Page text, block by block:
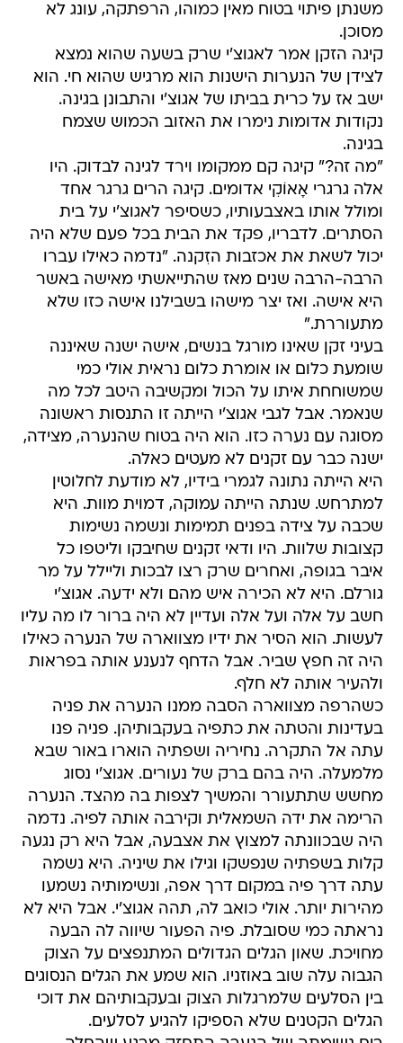
משנתן פיתוי בטוח מאין כמוהו, הרפתקה, עונג לא
מסוכן.
קיגה הזקן אמר לאגוצ'י שרק בשעה שהוא נמצא
לצידן של הנערות הישנות הוא מרגיש שהוא חי. הוא
ישב אז על כרית בביתו של אגוצ'י והתבונן בגינה.
נקודות אדומות נימרו את האזוב הכמוש שצמח
בגינה.
"מה זה?" קיגה קם ממקומו וירד לגינה לבדוק. היו
אלה גרגרי אָאוֹקִי אדומים. קיגה הרים גרגר אחד
ומולל אותו באצבעותיו, כשסיפר לאגוצ'י על בית
הסתרים. לדבריו, פקד את הבית בכל פעם שלא היה
יכול לשאת את אכזבות הזִקנה. "נדמה כאילו עברו
הרבה-הרבה שנים מאז שהתייאשתי מאישה באשר
היא אישה. ואז יצר מישהו בשבילנו אישה כזו שלא
מתעוררת."
בעיני זקן שאינו מורגל בנשים, אישה ישנה שאיננה
שומעת כלום או אומרת כלום נראית אולי כמי
שמשוחחת איתו על הכול ומקשיבה היטב לכל מה
שנאמר. אבל לגבי אגוצ'י הייתה זו התנסות ראשונה
מסוגה עם נערה כזו. הוא היה בטוח שהנערה, מצידה,
ישנה כבר עם זקנים לא מעטים כאלה.
היא הייתה נתונה לגמרי בידיו, לא מודעת לחלוטין
למתרחש. שנתה הייתה עמוקה, דמוית מוות. היא
שכבה על צידה בפנים תמימות ונשמה נשימות
קצובות שלוות. היו ודאי זקנים שחיבקו וליטפו כל
איבר בגופה, ואחרים שרק רצו לבכות וליילל על מר
גורלם. היא לא הכירה איש מהם ולא ידעה. אגוצ'י
חשב על אלה ועל אלה ועדיין לא היה ברור לו מה עליו
לעשות. הוא הסיר את ידיו מצווארה של הנערה כאילו
היה זה חפץ שביר. אבל הדחף לנענע אותה בפראות
ולהעיר אותה לא חלף.
כשהרפה מצווארה הסבה ממנו הנערה את פניה
בעדינות והטתה את כתפיה בעקבותיהן. פניה פנו
עתה אל התקרה. נחיריה ושפתיה הוארו באור שבא
מלמעלה. היה בהם ברק של נעורים. אגוצ'י נסוג
מחשש שתתעורר והמשיך לצפות בה מהצד. הנערה
הרימה את ידה השמאלית וקירבה אותה לפיה. נדמה
היה שבכוונתה למצוץ את אצבעה, אבל היא רק נגעה
קלות בשפתיה שנפשקו וגילו את שיניה. היא נשמה
עתה דרך פיה במקום דרך אפה, ונשימותיה נשמעו
מהירות יותר. אולי כואב לה, תהה אגוצ'י. אבל היא לא
נראתה כמי שסובלת. פיה הפעור שיווה לה הבעה
מחויכת. שאון הגלים הגדולים המתנפצים על הצוק
הגבוה עלה שוב באוזניו. הוא שמע את הגלים הנסוגים
בין הסלעים שלמרגלות הצוק ובעקבותיהם את דוכי
הגלים הקטנים שלא הספיקו להגיע לסלעים.